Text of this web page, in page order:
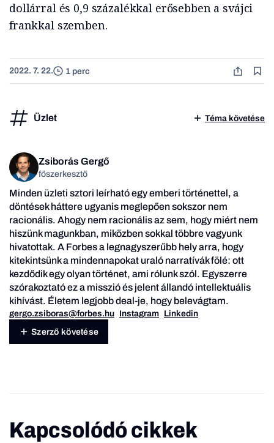
dollárral és 0,9 százalékkal erősebben a svájci
frankkal szemben.
2022. 7. 22. 1 perc
Üzlet Téma követése
Zsiborás Gergő
főszerkesztő
Minden üzleti sztori leírható egy emberi történettel, a
döntések háttere ugyanis meglepően sokszor nem
racionális. Ahogy nem racionális az sem, hogy miért nem
hiszünk magunkban, miközben sokkal többre vagyunk
hivatottak. A Forbes a legnagyszerűbb hely arra, hogy
kitekintsünk a mindennapokat uraló narratívák fölé: ott
kezdődik egy olyan történet, ami rólunk szól. Egyszerre
szórakoztató ez a misszió és jelent állandó intellektuális
kihívást. Életem legjobb deal-je, hogy belevágtam.
gergo.zsiboras@forbes.hu Instagram Linkedin
Szerző követése
Kapcsolódó cikkek